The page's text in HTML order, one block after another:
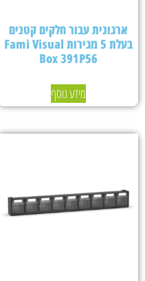
ארגונית עבור חלקים קטנים
בעלת 5 מגירות Fami Visual
Box 391P56
מידע נוסף